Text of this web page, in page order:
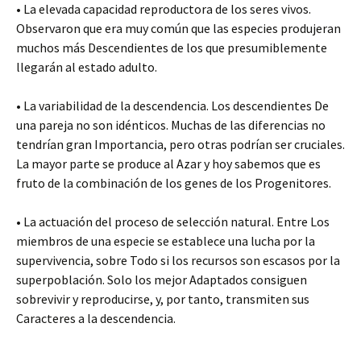
• La elevada capacidad reproductora de los seres vivos.
Observaron que era muy común que las especies produjeran
muchos más Descendientes de los que presumiblemente
llegarán al estado adulto.
• La variabilidad de la descendencia. Los descendientes De
una pareja no son idénticos. Muchas de las diferencias no
tendrían gran Importancia, pero otras podrían ser cruciales.
La mayor parte se produce al Azar y hoy sabemos que es
fruto de la combinación de los genes de los Progenitores.
• La actuación del proceso de selección natural. Entre Los
miembros de una especie se establece una lucha por la
supervivencia, sobre Todo si los recursos son escasos por la
superpoblación. Solo los mejor Adaptados consiguen
sobrevivir y reproducirse, y, por tanto, transmiten sus
Caracteres a la descendencia.